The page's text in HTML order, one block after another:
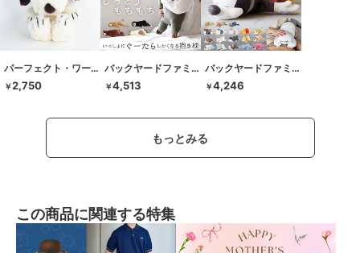
パーフェクト・ワールド・トーキョー
￥2,750
バックヤードファミリー
￥4,513
バックヤードファミリー
￥4,246
もっとみる
この商品に関連する特集